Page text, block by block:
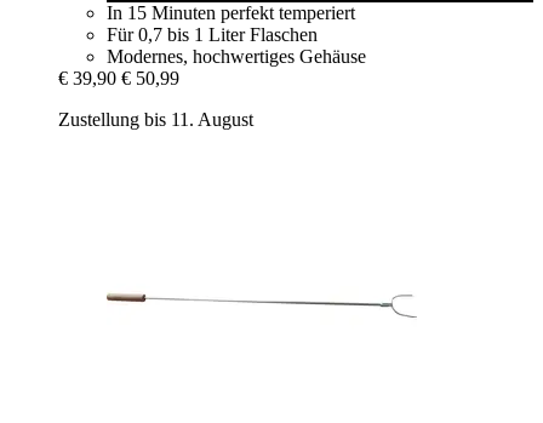
In 15 Minuten perfekt temperiert
Für 0,7 bis 1 Liter Flaschen
Modernes, hochwertiges Gehäuse
€ 39,90 € 50,99
Zustellung bis 11. August